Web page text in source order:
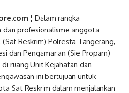
¦ Dalam rangka
dan profesionalisme anggota
(Sat Reskrim) Polresta Tangerang,
dan Pengamanan (Sie Propam)
ruang Unit Kejahatan dan
ini bertujuan untuk
Sat Reskrim dalam menjalankan